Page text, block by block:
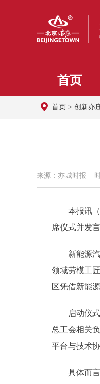
首页
首页 > 创新亦
来源：亦城时报 时
本报讯（融
席仪式并发
新能源汽车
领域劳模工
区凭借新能
启动仪式上
总工会相关
平台与技术
具体而言，